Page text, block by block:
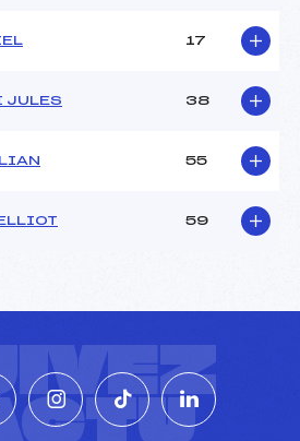
17
JULES 38
55
59